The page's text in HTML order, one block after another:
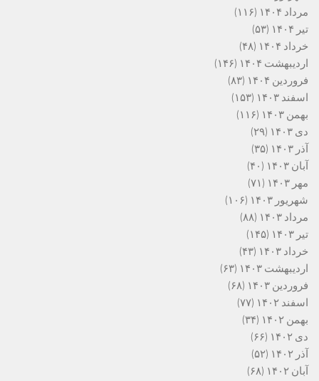
مرداد ۱۴۰۴
(۱۱۶)
تیر ۱۴۰۴
(۵۳)
خرداد ۱۴۰۴
(۴۸)
اردیبهشت ۱۴۰۴
(۱۴۶)
فروردین ۱۴۰۴
(۸۳)
اسفند ۱۴۰۳
(۱۵۳)
بهمن ۱۴۰۳
(۱۱۶)
دی ۱۴۰۳
(۲۹)
آذر ۱۴۰۳
(۳۵)
آبان ۱۴۰۳
(۴۰)
مهر ۱۴۰۳
(۷۱)
شهریور ۱۴۰۳
(۱۰۶)
مرداد ۱۴۰۳
(۸۸)
تیر ۱۴۰۳
(۱۴۵)
خرداد ۱۴۰۳
(۴۳)
اردیبهشت ۱۴۰۳
(۶۳)
فروردین ۱۴۰۳
(۶۸)
اسفند ۱۴۰۲
(۷۷)
بهمن ۱۴۰۲
(۳۴)
دی ۱۴۰۲
(۶۶)
آذر ۱۴۰۲
(۵۲)
آبان ۱۴۰۲
(۶۸)